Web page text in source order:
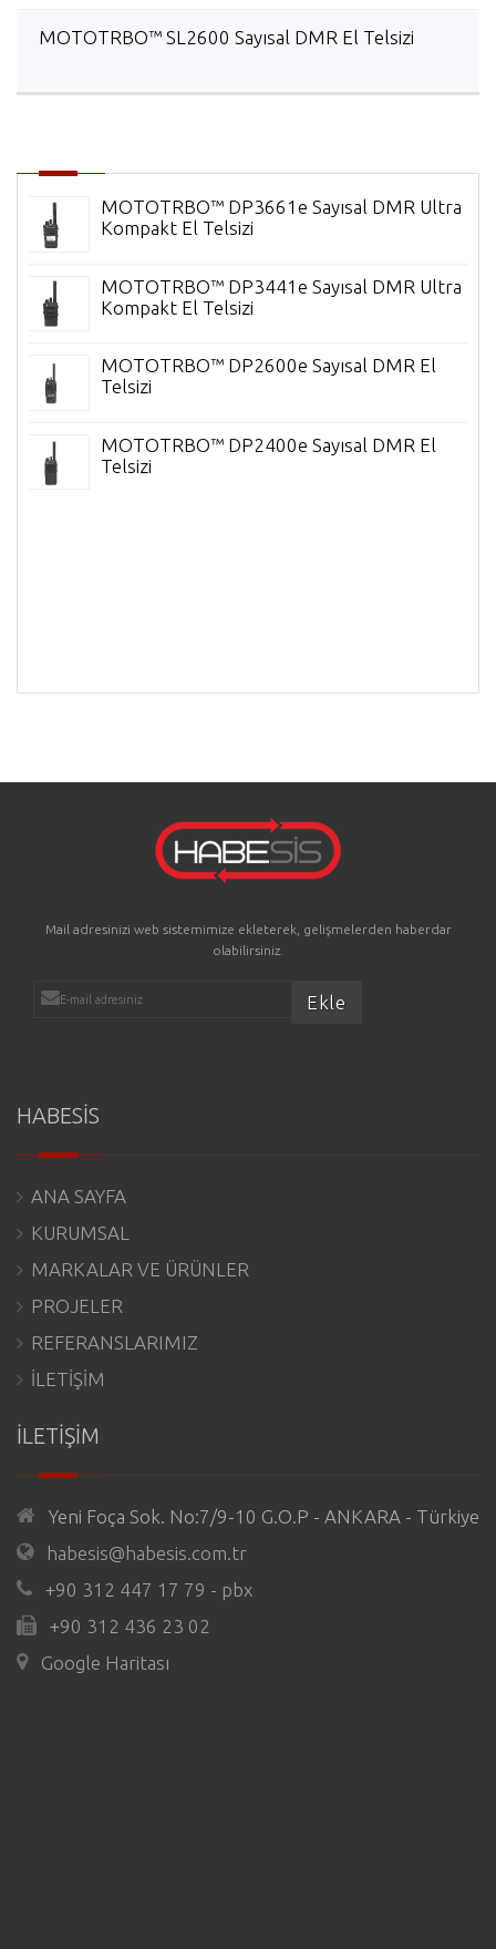
MOTOTRBO™ SL2600 Sayısal DMR El Telsizi
MOTOTRBO™ DP3661e Sayısal DMR Ultra
Kompakt El Telsizi
MOTOTRBO™ DP3441e Sayısal DMR Ultra
Kompakt El Telsizi
MOTOTRBO™ DP2600e Sayısal DMR El
Telsizi
MOTOTRBO™ DP2400e Sayısal DMR El
Telsizi
Mail adresinizi web sistemimize ekleterek, gelişmelerden haberdar
olabilirsiniz.
HABESİS
ANA SAYFA
KURUMSAL
MARKALAR VE ÜRÜNLER
PROJELER
REFERANSLARIMIZ
İLETİŞİM
İLETİŞİM
Yeni Foça Sok. No:7/9-10 G.O.P - ANKARA - Türkiye
habesis@habesis.com.tr
+90 312 447 17 79 - pbx
+90 312 436 23 02
Google Haritası